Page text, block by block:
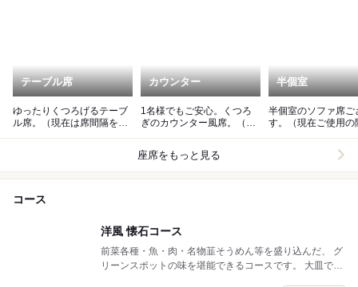
テーブル席
ゆったりくつろげるテーブ
ル席。（現在は席間隔をあ
カウンター
1名様でもご安心。くつろ
ぎのカウンター風席。（現
半個室
半個室のソファ席ご
す。（現在ご使用の
座席をもっと見る
コース
洋風 懐石コース
前菜各種・魚・肉・名物韮そうめん等を盛り込んだ、 グ
リーンスポットの味を堪能できるコースです。 大皿での